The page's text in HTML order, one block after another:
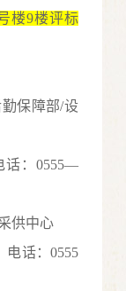
楼9楼评标
勤保障部/设
话 ： 0555—
供中心
电话： 0555